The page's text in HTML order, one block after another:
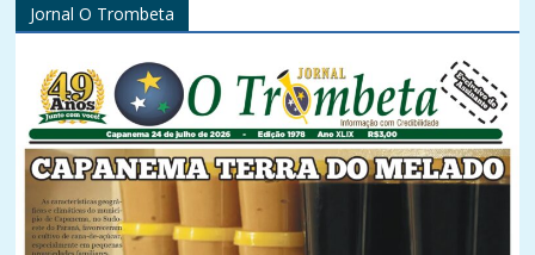
Jornal O Trombeta